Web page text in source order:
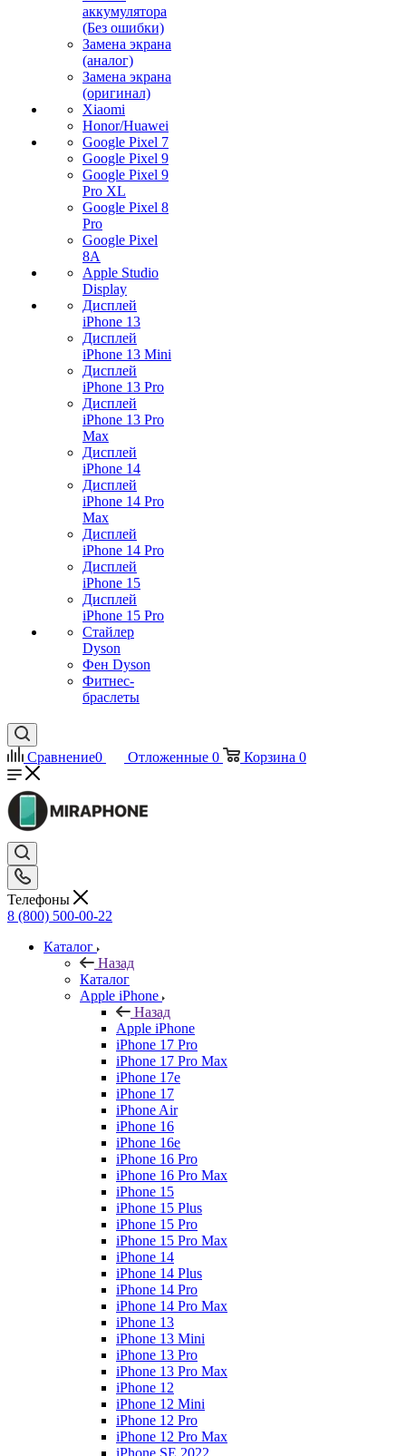
аккумулятора
(Без ошибки)
Замена экрана
(аналог)
Замена экрана
(оригинал)
Xiaomi
Honor/Huawei
Google Pixel 7
Google Pixel 9
Google Pixel 9
Pro XL
Google Pixel 8
Pro
Google Pixel
8A
Apple Studio
Display
Дисплей
iPhone 13
Дисплей
iPhone 13 Mini
Дисплей
iPhone 13 Pro
Дисплей
iPhone 13 Pro
Max
Дисплей
iPhone 14
Дисплей
iPhone 14 Pro
Max
Дисплей
iPhone 14 Pro
Дисплей
iPhone 15
Дисплей
iPhone 15 Pro
Стайлер
Dyson
Фен Dyson
Фитнес-
браслеты
Сравнение0 Отложенные 0 Корзина 0
Телефоны
8 (800) 500-00-22
Каталог
Назад
Каталог
Apple iPhone
Назад
Apple iPhone
iPhone 17 Pro
iPhone 17 Pro Max
iPhone 17e
iPhone 17
iPhone Air
iPhone 16
iPhone 16e
iPhone 16 Pro
iPhone 16 Pro Max
iPhone 15
iPhone 15 Plus
iPhone 15 Pro
iPhone 15 Pro Max
iPhone 14
iPhone 14 Plus
iPhone 14 Pro
iPhone 14 Pro Max
iPhone 13
iPhone 13 Mini
iPhone 13 Pro
iPhone 13 Pro Max
iPhone 12
iPhone 12 Mini
iPhone 12 Pro
iPhone 12 Pro Max
iPhone SE 2022